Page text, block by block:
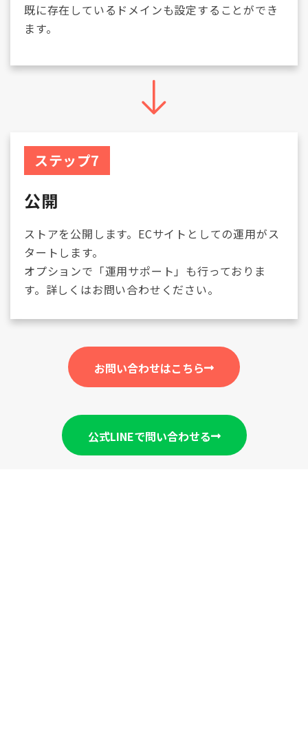
既に存在しているドメインも設定することができ
ます。
ステップ7
公開
ストアを公開します。ECサイトとしての運用がス
タートします。
オプションで「運用サポート」も行っておりま
す。詳しくはお問い合わせください。
お問い合わせはこちら
公式LINEで問い合わせる